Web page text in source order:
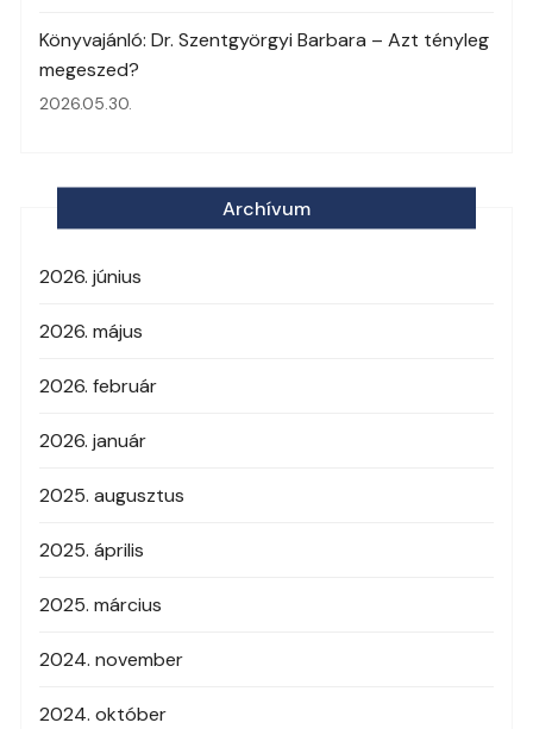
Könyvajánló: Dr. Szentgyörgyi Barbara – Azt tényleg
megeszed?
2026.05.30.
Archívum
2026. június
2026. május
2026. február
2026. január
2025. augusztus
2025. április
2025. március
2024. november
2024. október